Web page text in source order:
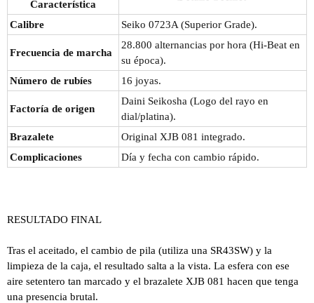
Característica
Calibre Seiko 0723A (Superior Grade).
Frecuencia de marcha
28.800 alternancias por hora (Hi-Beat en
su época).
Número de rubíes
16 joyas.
Factoría de origen
Daini Seikosha (Logo del rayo en
dial/platina).
Brazalete
Original XJB 081 integrado.
Complicaciones
Día y fecha con cambio rápido.
RESULTADO FINAL
Tras el aceitado, el cambio de pila (utiliza una SR43SW) y la
limpieza de la caja, el resultado salta a la vista. La esfera con ese
aire setentero tan marcado y el brazalete XJB 081 hacen que tenga
una presencia brutal.